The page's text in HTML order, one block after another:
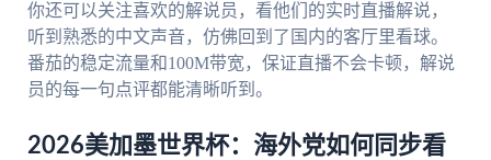
你还可以关注喜欢的解说员，看他们的实时直播解说，
听到熟悉的中文声音，仿佛回到了国内的客厅里看球。
番茄的稳定流量和100M带宽，保证直播不会卡顿，解说
员的每一句点评都能清晰听到。
2026美加墨世界杯：海外党如何同步看